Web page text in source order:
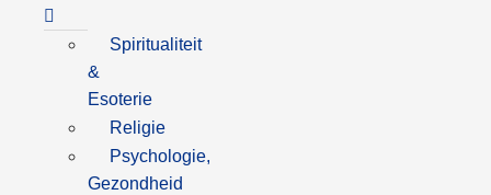
Spiritualiteit
&
Esoterie
Religie
Psychologie,
Gezondheid